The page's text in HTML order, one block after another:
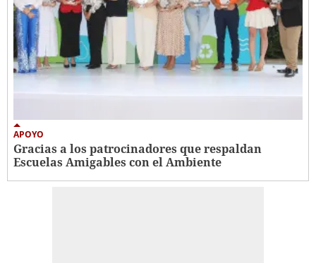
APOYO
Gracias a los patrocinadores que respaldan
Escuelas Amigables con el Ambiente